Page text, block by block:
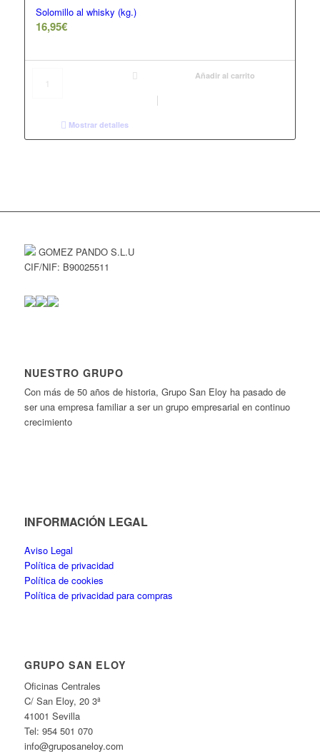
Solomillo al whisky (kg.)
16,95€
Añadir al carrito
Mostrar detalles
GOMEZ PANDO S.L.U
CIF/NIF: B90025511
NUESTRO GRUPO
Con más de 50 años de historia, Grupo San Eloy ha pasado de
ser una empresa familiar a ser un grupo empresarial en continuo
crecimiento
INFORMACIÓN LEGAL
Aviso Legal
Política de privacidad
Política de cookies
Política de privacidad para compras
GRUPO SAN ELOY
Oficinas Centrales
C/ San Eloy, 20 3ª
41001 Sevilla
Tel: 954 501 070
info@gruposaneloy.com